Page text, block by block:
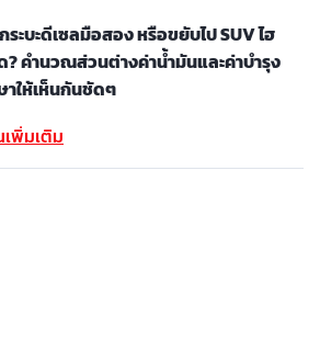
ระบะดีเซลมือสอง หรือขยับไป SUV ไฮ
? คำนวณส่วนต่างค่าน้ำมันและค่าบำรุง
าให้เห็นกันชัดๆ
เพิ่มเติม